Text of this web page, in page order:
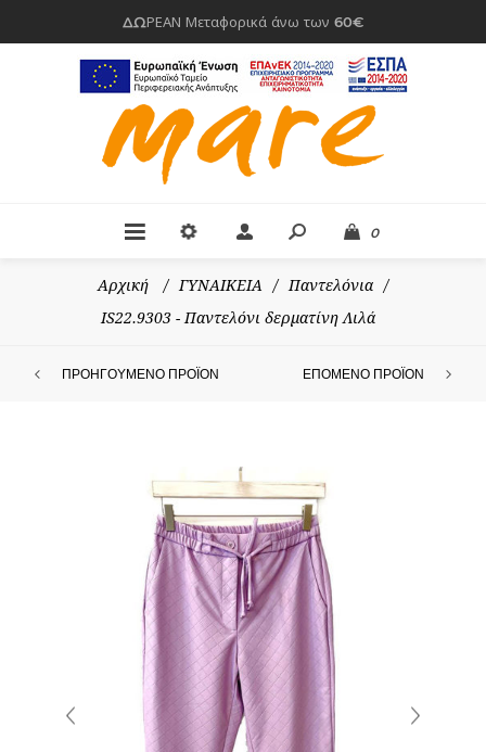
ΔΩΡΕΑΝ Μεταφορικά άνω των 60€
0
Αρχική / ΓΥΝΑΙΚΕΙΑ / Παντελόνια
/
IS22.9303 - Παντελόνι δερματίνη Λιλά
ΠΡΟΗΓΟΎΜΕΝΟ ΠΡΟΪΌΝ ΕΠΌΜΕΝΟ ΠΡΟΪΌΝ